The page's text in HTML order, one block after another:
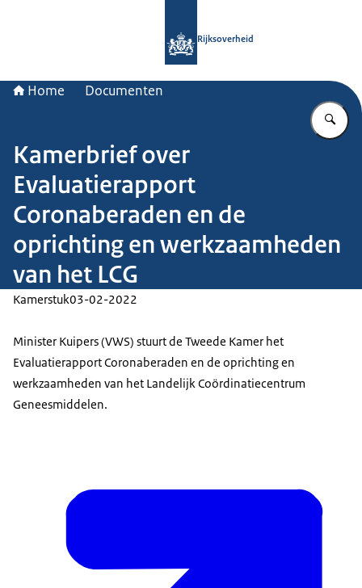
Rijksoverheid
Home Documenten
Kamerbrief over
Evaluatierapport
Coronaberaden en de
oprichting en werkzaamheden
van het LCG
Kamerstuk03-02-2022
Minister Kuipers (VWS) stuurt de Tweede Kamer het
Evaluatierapport Coronaberaden en de oprichting en
werkzaamheden van het Landelijk Coördinatiecentrum
Geneesmiddelen.